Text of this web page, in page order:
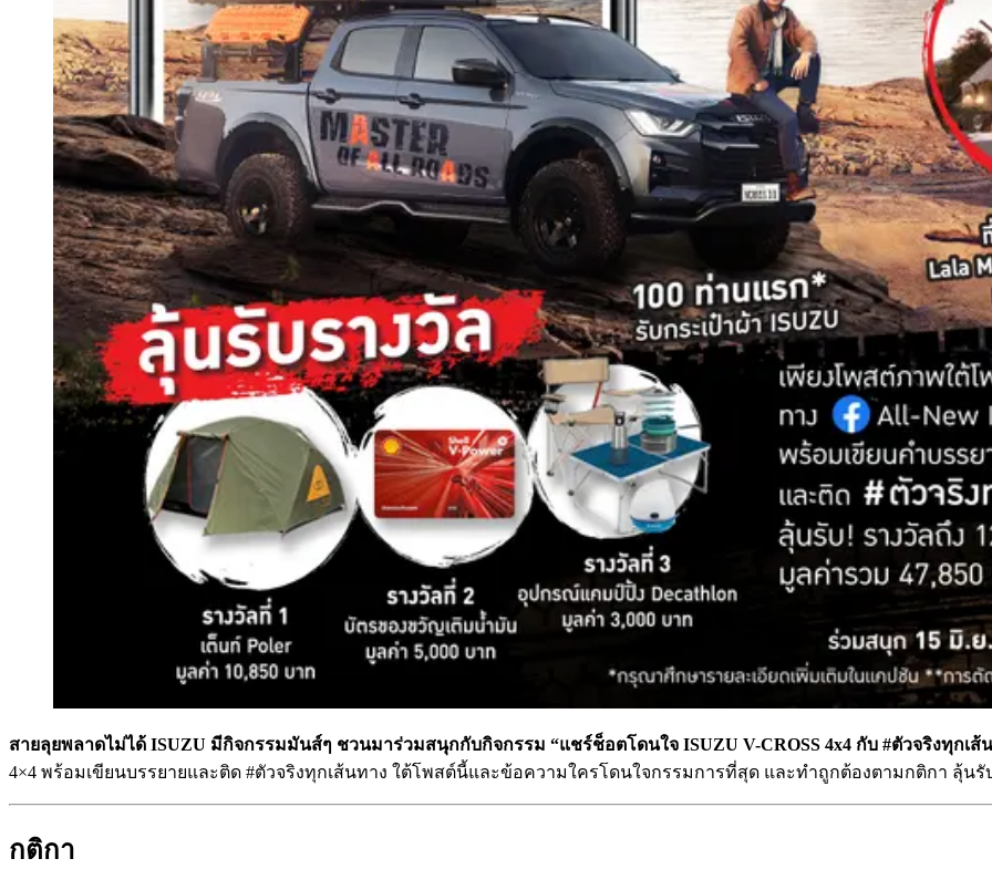
สายลุยพลาดไม่ได้ ISUZU มีกิจกรรมมันส์ๆ ชวนมาร่วมสนุกกับกิจกรรม “แชร์ช็อตโดนใจ ISUZU V-CROSS 4x4 กับ #ตัวจริงทุกเส้
4×4 พร้อมเขียนบรรยายและติด #ตัวจริงทุกเส้นทาง ใต้โพสต์นี้และข้อความใครโดนใจกรรมการที่สุด และทำถูกต้องตามกติกา ลุ้นรั
กติกา